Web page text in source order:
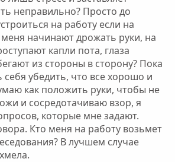
неправильно? Просто до
на работу если на
начинают дрожать руки, на
капли пота, глаза
из стороны в сторону? Пока
убедить, что все хорошо и
как положить руки, чтобы не
и сосредотачиваю взор, я
которые мне задают.
Кто меня на работу возьмет
В лучшем случае